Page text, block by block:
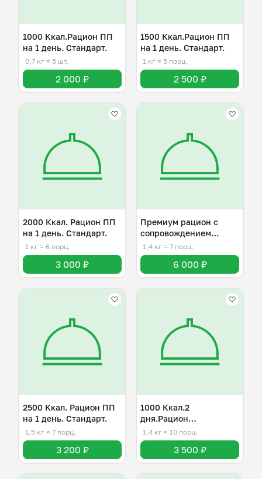
1000 Ккал.Рацион ПП
на 1 день. Стандарт.
0,7 кг ≈ 5 шт.
2 000 ₽
1500 Ккал.Рацион ПП
на 1 день. Стандарт.
1 кг ≈ 5 порц.
2 500 ₽
2000 Ккал. Рацион ПП
на 1 день. Стандарт.
1 кг ≈ 6 порц.
3 000 ₽
Премиум рацион с
сопровождением
диетолога.
1,4 кг ≈ 7 порц.
6 000 ₽
2500 Ккал. Рацион ПП
на 1 день. Стандарт.
1,5 кг ≈ 7 порц.
3 200 ₽
1000 Ккал.2
дня.Рацион
правильного питания.
1,4 кг ≈ 10 порц.
3 500 ₽